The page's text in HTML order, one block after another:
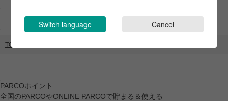
TOP
PARCOポイント
全国のPARCOやONLINE PARCOで貯まる＆使える
Switch language Cancel